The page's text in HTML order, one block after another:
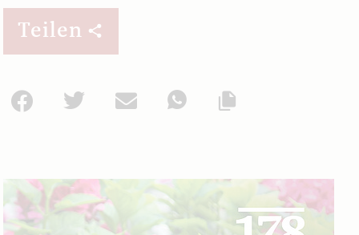
Teilen
Facebook
Twitter Mail
WhatsApp